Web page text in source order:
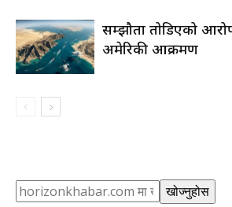
सम्झौता तोडिएको
अमेरिकी आक्रमण
Search खोज्नुहोस